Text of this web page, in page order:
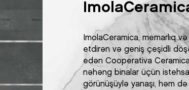
ImolaCeramica, memarlıq
etdirən və geniş çeşidli
edən Cooperativa Ceramica
nəhəng binalar üçün
görünüşüylə yanaşı, həm